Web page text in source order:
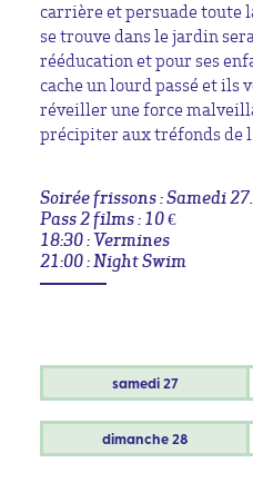
carrière et persuade toute
se trouve dans le jardin
rééducation et pour ses
cache un lourd passé et ils
réveiller une force
précipiter aux tréfonds de
Soirée frissons : Samedi
Pass 2 films : 10 €
18:30 : Vermines
21:00 : Night Swim
samedi27
dimanche28